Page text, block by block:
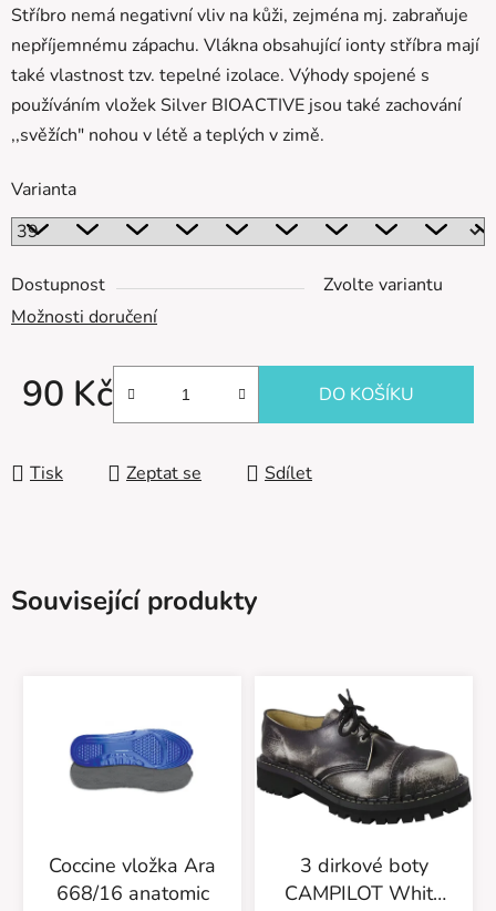
Stříbro nemá negativní vliv na kůži, zejména mj. zabraňuje
nepříjemnému zápachu. Vlákna obsahující ionty stříbra mají
také vlastnost tzv. tepelné izolace. Výhody spojené s
používáním vložek Silver BIOACTIVE jsou také zachování
,,svěžích" nohou v létě a teplých v zimě.
Varianta
Dostupnost
Zvolte variantu
Možnosti doručení
90 Kč
Měrná cena:
DO KOŠÍKU
Tisk Zeptat se Sdílet
Související produkty
Coccine vložka Ara
668/16 anatomic
3 dirkové boty
CAMPILOT White